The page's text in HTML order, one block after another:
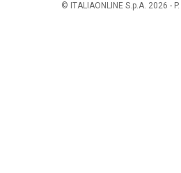
© ITALIAONLINE S.p.A. 2026 -